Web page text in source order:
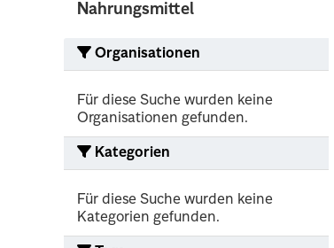
Nahrungsmittel
Organisationen
Für diese Suche wurden keine
Organisationen gefunden.
Kategorien
Für diese Suche wurden keine
Kategorien gefunden.